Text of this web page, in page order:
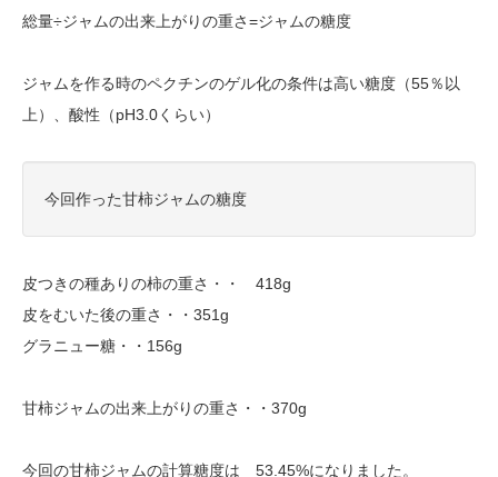
総量÷ジャムの出来上がりの重さ=ジャムの糖度
ジャムを作る時のペクチンのゲル化の条件は高い糖度（55％以
上）、酸性（pH3.0くらい）
今回作った甘柿ジャムの糖度
皮つきの種ありの柿の重さ・・ 418g
皮をむいた後の重さ・・351g
グラニュー糖・・156g
甘柿ジャムの出来上がりの重さ・・370g
今回の甘柿ジャムの計算糖度は 53.45%になりました。